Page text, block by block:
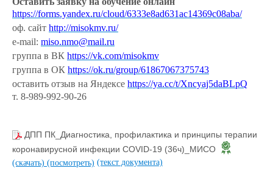
https://forms.yandex.ru/cloud/6333e8ad631ac14369c08aba/
оф. сайт http://misokmv.ru/
e-mail: miso.nmo@mail.ru
группа в ВК https://vk.com/misokmv
группа в ОК https://ok.ru/group/61867067375743
оставить отзыв на Яндексе https://ya.cc/t/Xncyaj5daBLpQ
т. 8-989-992-90-26
ДПП ПК_Диагностика, профилактика и принципы терапии
коронавирусной инфекции COVID-19 (36ч)_МИСО
(скачать) (посмотреть) (текст документа)